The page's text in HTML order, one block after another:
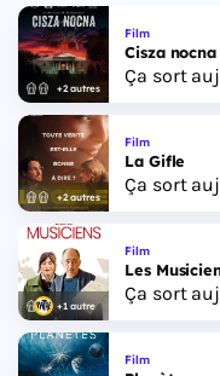
+2 autres
Film
Cisza nocna
Ça sort
+2 autres
Film
La Gifle
Ça sort
+1 autre
Film
Les
Ça sort
Film